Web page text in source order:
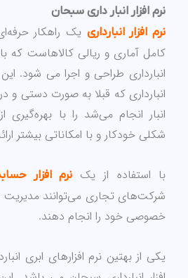
نرم افزار انبار داری سبحان
نرم‌ افزار انبارداری یک راهکار
کامل آماری و ریالی کالاهاست که
انبارداری طراحی و اجرا می شود.
انبارداری که قبلا به صورت دستی و
انبار انجام می‌شد را با بهره‌گیری
شکلی خودکار و با امکاناتی بیشتر
با استفاده از یکنرم افزار
شرکت‌های تجاری می‌توانند مدیریت
خصوصی خود را انجام دهند.
یکی از بهتین نرم افزارهای ابری